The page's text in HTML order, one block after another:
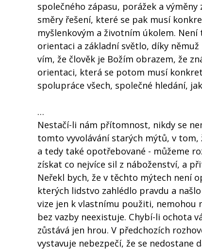
společného zápasu, porážek a
směry řešení, které se pak musí
myšlenkovým a životním úkolem.
orientaci a základní světlo, díky
vím, že člověk je Božím obrazem, že
orientaci, která se potom musí
spolupráce všech, společné hledání,
…
Nestačí-li nám přítomnost, nikdy se
tomto vyvolávání starých mýtů, v tom,
a tedy také opotřebované - můžeme
získat co nejvíce sil z náboženství, a
Neřekl bych, že v těchto mýtech není
kterých lidstvo zahlédlo pravdu a
vize jen k vlastnímu použiti, nemohou
bez vazby neexistuje. Chybí-li ochota
zůstává jen hrou. V předchozích
vystavuje nebezpečí, že se nedostane